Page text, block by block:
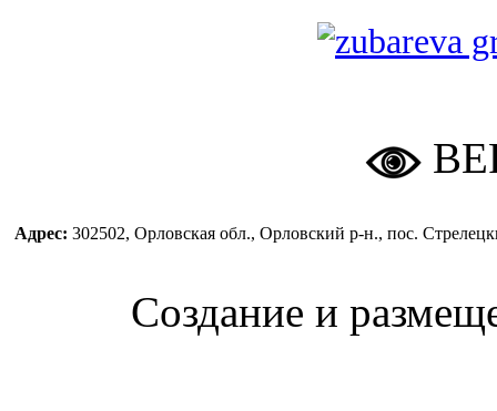
Адрес: 302502, Орловская обл., Орловский р-н., пос.
Создание и